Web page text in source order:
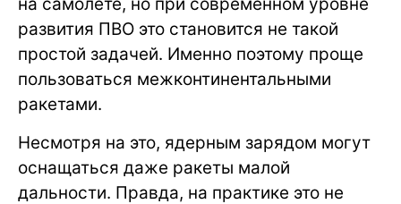
развития ПВО это становится не такой
простой задачей. Именно поэтому проще
пользоваться межконтинентальными
ракетами.
Несмотря на это, ядерным зарядом могут
оснащаться даже ракеты малой
дальности. Правда, на практике это не